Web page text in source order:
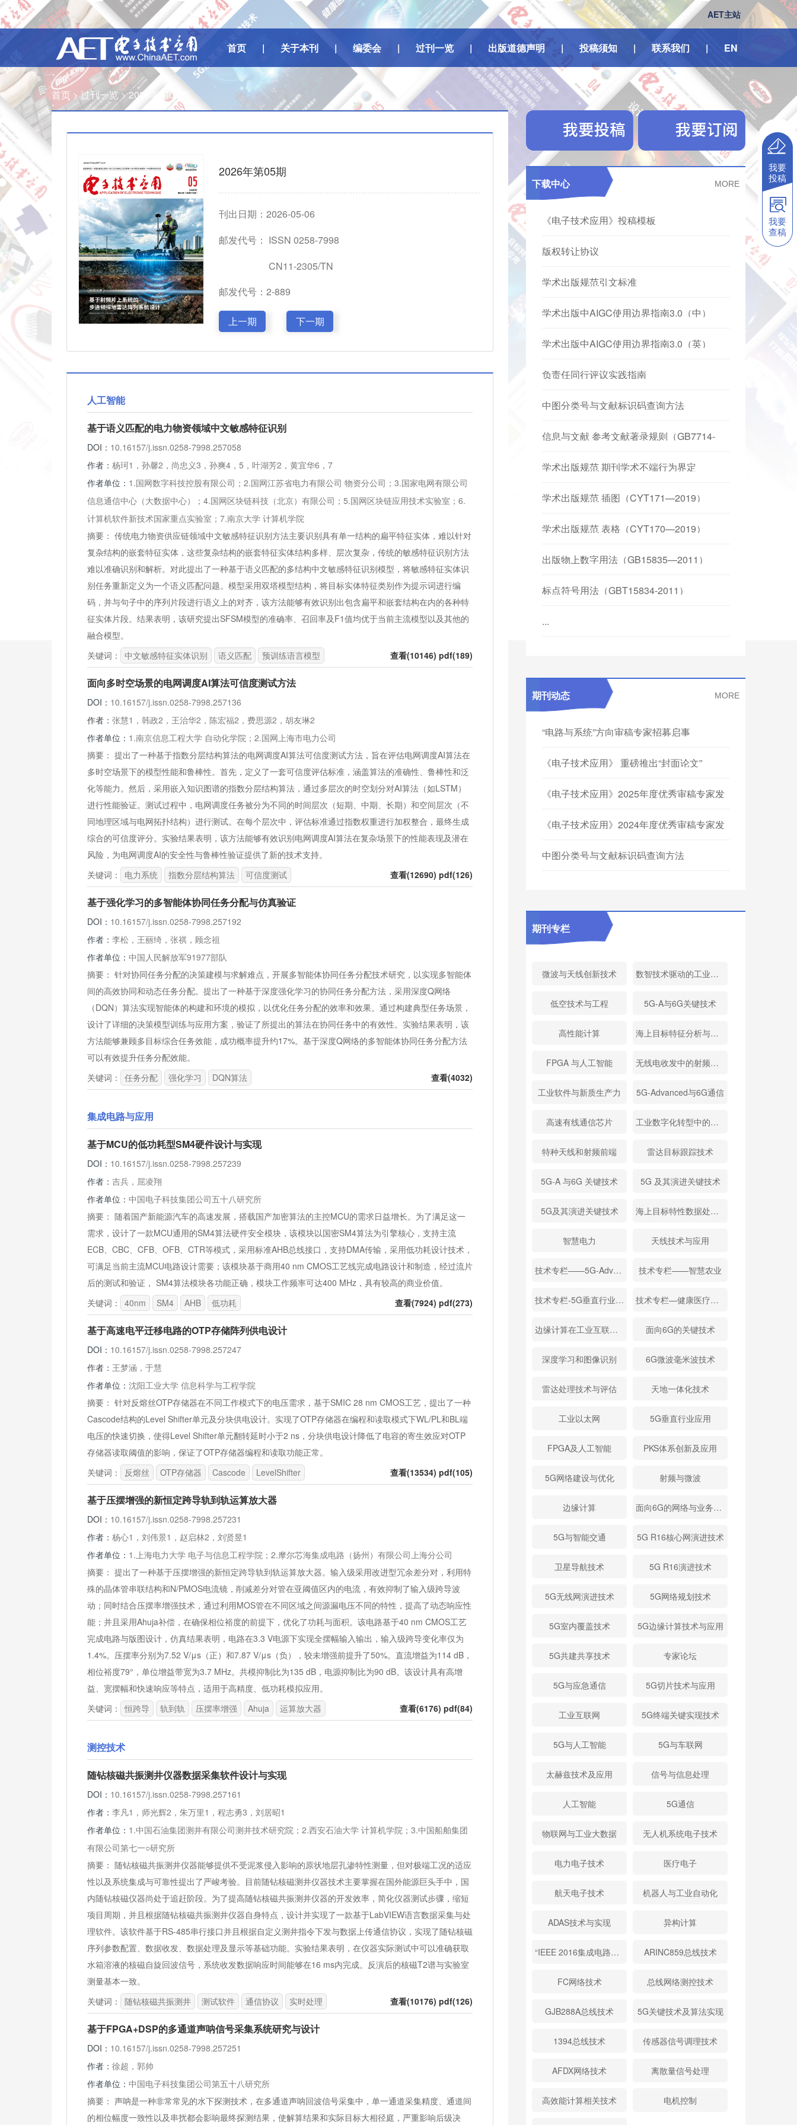
AET主站
首页 | 关于本刊 | 编委会 | 过刊一览 | 出版道德声明 | 投稿须知 | 联系我们 | EN
首页 > 过刊一览 >2026年第05期
2026年第05期
刊出日期：2026-05-06
邮发代号： ISSN 0258-7998
CN11-2305/TN
邮发代号：2-889
上一期 下一期
人工智能
基于语义匹配的电力物资领域中文敏感特征识别
DOI： 10.16157/j.issn.0258-7998.257058
作者： 杨珂1，孙馨2，尚忠义3，孙爽4，5，叶湖芳2，黄宜华6，7
作者单位： 1.国网数字科技控股有限公司；2.国网江苏省电力有限公司 物资分公司；3.国家电网有限公司
信息通信中心（大数据中心）；4.国网区块链科技（北京）有限公司；5.国网区块链应用技术实验室；6.
计算机软件新技术国家重点实验室；7.南京大学 计算机学院
摘要： 传统电力物资供应链领域中文敏感特征识别方法主要识别具有单一结构的扁平特征实体，难以针对
复杂结构的嵌套特征实体，这些复杂结构的嵌套特征实体结构多样、层次复杂，传统的敏感特征识别方法
难以准确识别和解析。对此提出了一种基于语义匹配的多结构中文敏感特征识别模型，将敏感特征实体识
别任务重新定义为一个语义匹配问题。模型采用双塔模型结构，将目标实体特征类别作为提示词进行编
码，并与句子中的序列片段进行语义上的对齐，该方法能够有效识别出包含扁平和嵌套结构在内的各种特
征实体片段。结果表明，该研究提出SFSM模型的准确率、召回率及F1值均优于当前主流模型以及其他的
融合模型。
关键词：
中文敏感特征实体识别 语义匹配 预训练语言模型 查看(10146) pdf(189)
面向多时空场景的电网调度AI算法可信度测试方法
DOI： 10.16157/j.issn.0258-7998.257136
作者： 张慧1，韩政2，王治华2，陈宏福2，费思源2，胡友琳2
作者单位： 1.南京信息工程大学 自动化学院；2.国网上海市电力公司
摘要： 提出了一种基于指数分层结构算法的电网调度AI算法可信度测试方法，旨在评估电网调度AI算法在
多时空场景下的模型性能和鲁棒性。首先，定义了一套可信度评估标准，涵盖算法的准确性、鲁棒性和泛
化等能力。然后，采用嵌入知识图谱的指数分层结构算法，通过多层次的时空划分对AI算法（如LSTM）
进行性能验证。测试过程中，电网调度任务被分为不同的时间层次（短期、中期、长期）和空间层次（不
同地理区域与电网拓扑结构）进行测试。在每个层次中，评估标准通过指数权重进行加权整合，最终生成
综合的可信度评分。实验结果表明，该方法能够有效识别电网调度AI算法在复杂场景下的性能表现及潜在
风险，为电网调度AI的安全性与鲁棒性验证提供了新的技术支持。
关键词：
电力系统 指数分层结构算法 可信度测试 查看(12690) pdf(126)
基于强化学习的多智能体协同任务分配与仿真验证
DOI： 10.16157/j.issn.0258-7998.257192
作者： 李松，王丽绮，张祺，顾念祖
作者单位： 中国人民解放军91977部队
摘要： 针对协同任务分配的决策建模与求解难点，开展多智能体协同任务分配技术研究，以实现多智能体
间的高效协同和动态任务分配。提出了一种基于深度强化学习的协同任务分配方法，采用深度Q网络
（DQN）算法实现智能体的构建和环境的模拟，以优化任务分配的效率和效果。通过构建典型任务场景，
设计了详细的决策模型训练与应用方案，验证了所提出的算法在协同任务中的有效性。实验结果表明，该
方法能够兼顾多目标综合任务效能，成功概率提升约17%。基于深度Q网络的多智能体协同任务分配方法
可以有效提升任务分配效能。
关键词：
任务分配 强化学习 DQN算法 查看(4032)
集成电路与应用
基于MCU的低功耗型SM4硬件设计与实现
DOI： 10.16157/j.issn.0258-7998.257239
作者： 吉兵，屈凌翔
作者单位： 中国电子科技集团公司五十八研究所
摘要： 随着国产新能源汽车的高速发展，搭载国产加密算法的主控MCU的需求日益增长。为了满足这一
需求，设计了一款MCU通用的SM4算法硬件安全模块，该模块以国密SM4算法为引擎核心，支持主流
ECB、CBC、CFB、OFB、CTR等模式，采用标准AHB总线接口，支持DMA传输，采用低功耗设计技术，
可满足当前主流MCU电路设计需要；该模块基于商用40 nm CMOS工艺线完成电路设计和制造，经过流片
后的测试和验证， SM4算法模块各功能正确，模块工作频率可达400 MHz，具有较高的商业价值。
关键词：
40nm SM4 AHB 低功耗 查看(7924) pdf(273)
基于高速电平迁移电路的OTP存储阵列供电设计
DOI： 10.16157/j.issn.0258-7998.257247
作者： 王梦涵，于慧
作者单位： 沈阳工业大学 信息科学与工程学院
摘要： 针对反熔丝OTP存储器在不同工作模式下的电压需求，基于SMIC 28 nm CMOS工艺，提出了一种
Cascode结构的Level Shifter单元及分块供电设计。实现了OTP存储器在编程和读取模式下WL/PL和BL端
电压的快速切换，使得Level Shifter单元翻转延时小于2 ns，分块供电设计降低了电容的寄生效应对OTP
存储器读取阈值的影响，保证了OTP存储器编程和读取功能正常。
关键词：
反熔丝 OTP存储器 Cascode LevelShifter 查看(13534) pdf(105)
基于压摆增强的新恒定跨导轨到轨运算放大器
DOI： 10.16157/j.issn.0258-7998.257231
作者： 杨心1，刘伟景1，赵启林2，刘贤昱1
作者单位： 1.上海电力大学 电子与信息工程学院；2.摩尔芯海集成电路（扬州）有限公司上海分公司
摘要： 提出了一种基于压摆增强的新恒定跨导轨到轨运算放大器。输入级采用改进型冗余差分对，利用特
殊的晶体管串联结构和N/PMOS电流镜，削减差分对管在亚阈值区内的电流，有效抑制了输入级跨导波
动；同时结合压摆率增强技术，通过利用MOS管在不同区域之间源漏电压不同的特性，提高了动态响应性
能；并且采用Ahuja补偿，在确保相位裕度的前提下，优化了功耗与面积。该电路基于40 nm CMOS工艺
完成电路与版图设计，仿真结果表明，电路在3.3 V电源下实现全摆幅输入输出，输入级跨导变化率仅为
1.4%。压摆率分别为7.52 V/μs（正）和7.87 V/μs（负），较未增强前提升了50%。直流增益为114 dB，
相位裕度79°，单位增益带宽为3.7 MHz。共模抑制比为135 dB，电源抑制比为90 dB。该设计具有高增
益、宽摆幅和快速响应等特点，适用于高精度、低功耗模拟应用。
关键词：
恒跨导 轨到轨 压摆率增强 Ahuja 运算放大器 查看(6176) pdf(84)
测控技术
随钻核磁共振测井仪器数据采集软件设计与实现
DOI： 10.16157/j.issn.0258-7998.257161
作者： 李凡1，师光辉2，朱万里1，程志勇3，刘居昭1
作者单位： 1.中国石油集团测井有限公司测井技术研究院；2.西安石油大学 计算机学院；3.中国船舶集团
有限公司第七一○研究所
摘要： 随钻核磁共振测井仪器能够提供不受泥浆侵入影响的原状地层孔渗特性测量，但对极端工况的适应
性以及系统集成与可靠性提出了严峻考验。目前随钻核磁测井仪器技术主要掌握在国外能源巨头手中，国
内随钻核磁仪器尚处于追赶阶段。为了提高随钻核磁共振测井仪器的开发效率，简化仪器测试步骤，缩短
项目周期，并且根据随钻核磁共振测井仪器自身特点，设计并实现了一款基于LabVIEW语言数据采集与处
理软件。该软件基于RS-485串行接口并且根据自定义测井指令下发与数据上传通信协议，实现了随钻核磁
序列参数配置、数据收发、数据处理及显示等基础功能。实验结果表明，在仪器实际测试中可以准确获取
水箱溶液的核磁自旋回波信号，系统收发数据响应时间能够在16 ms内完成。反演后的核磁T2谱与实验室
测量基本一致。
关键词：
随钻核磁共振测井 测试软件 通信协议 实时处理 查看(10176) pdf(126)
基于FPGA+DSP的多通道声呐信号采集系统研究与设计
DOI： 10.16157/j.issn.0258-7998.257251
作者： 徐超，郭帅
作者单位： 中国电子科技集团公司第五十八研究所
摘要： 声呐是一种非常常见的水下探测技术，在多通道声呐回波信号采集中，单一通道采集精度、通道间
的相位幅度一致性以及串扰都会影响最终探测结果，使解算结果和实际目标大相径庭，严重影响后级决
下载中心 MORE
《电子技术应用》投稿模板
版权转让协议
学术出版规范引文标准
学术出版中AIGC使用边界指南3.0（中）
学术出版中AIGC使用边界指南3.0（英）
负责任同行评议实践指南
中图分类号与文献标识码查询方法
信息与文献 参考文献著录规则（GB7714-
2025）
学术出版规范 期刊学术不端行为界定
（CYT174-2019）
学术出版规范 插图（CYT171—2019）
学术出版规范 表格（CYT170—2019）
出版物上数字用法（GB15835—2011）
标点符号用法（GBT15834-2011）
...
期刊动态 MORE
“电路与系统”方向审稿专家招募启事
《电子技术应用》 重磅推出“封面论文”
《电子技术应用》2025年度优秀审稿专家发
布
《电子技术应用》2024年度优秀审稿专家发
布
中图分类号与文献标识码查询方法
期刊专栏
微波与天线创新技术 数智技术驱动的工业软件
低空技术与工程 5G-A与6G关键技术
高性能计算 海上目标特征分析与应用
FPGA 与人工智能 无线电收发中的射频关键技术
工业软件与新质生产力 5G-Advanced与6G通信
高速有线通信芯片 工业数字化转型中的信息流、能量流
特种天线和射频前端 雷达目标跟踪技术
5G-A 与6G 关键技术 5G 及其演进关键技术
5G及其演进关键技术 海上目标特性数据处理与应用
智慧电力 天线技术与应用
技术专栏——5G-Advanced与6G通信 技术专栏——智慧农业
技术专栏-5G垂直行业应用 技术专栏—健康医疗微电子
边缘计算在工业互联网的应用 面向6G的关键技术
深度学习和图像识别 6G微波毫米波技术
雷达处理技术与评估 天地一体化技术
工业以太网 5G垂直行业应用
FPGA及人工智能 PKS体系创新及应用
5G网络建设与优化 射频与微波
边缘计算 面向6G的网络与业务需求
5G与智能交通 5G R16核心网演进技术
卫星导航技术 5G R16演进技术
5G无线网演进技术 5G网络规划技术
5G室内覆盖技术 5G边缘计算技术与应用
5G共建共享技术 专家论坛
5G与应急通信 5G切片技术与应用
工业互联网 5G终端关键实现技术
5G与人工智能 5G与车联网
太赫兹技术及应用 信号与信息处理
人工智能 5G通信
物联网与工业大数据 无人机系统电子技术
电力电子技术 医疗电子
航天电子技术 机器人与工业自动化
ADAS技术与实现 异构计算
“IEEE 2016集成电路与微系统国际会议”论文精选 ARINC859总线技术
FC网络技术 总线网络测控技术
GJB288A总线技术 5G关键技术及算法实现
1394总线技术 传感器信号调理技术
AFDX网络技术 离散量信号处理
高效能计算相关技术 电机控制
我要
投稿
我要
查稿